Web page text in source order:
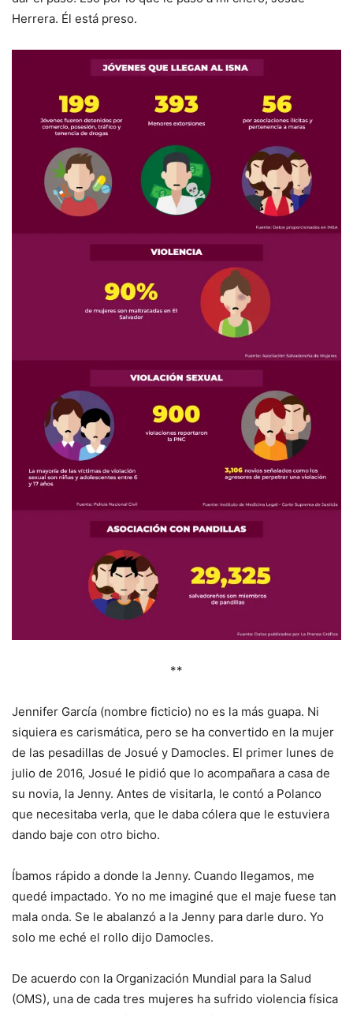
Herrera. Él está preso.
**
Jennifer García (nombre ficticio) no es la más guapa. Ni
siquiera es carismática, pero se ha convertido en la mujer
de las pesadillas de Josué y Damocles. El primer lunes de
julio de 2016, Josué le pidió que lo acompañara a casa de
su novia, la Jenny. Antes de visitarla, le contó a Polanco
que necesitaba verla, que le daba cólera que le estuviera
dando baje con otro bicho.
Íbamos rápido a donde la Jenny. Cuando llegamos, me
quedé impactado. Yo no me imaginé que el maje fuese tan
mala onda. Se le abalanzó a la Jenny para darle duro. Yo
solo me eché el rollo dijo Damocles.
De acuerdo con la Organización Mundial para la Salud
(OMS), una de cada tres mujeres ha sufrido violencia física